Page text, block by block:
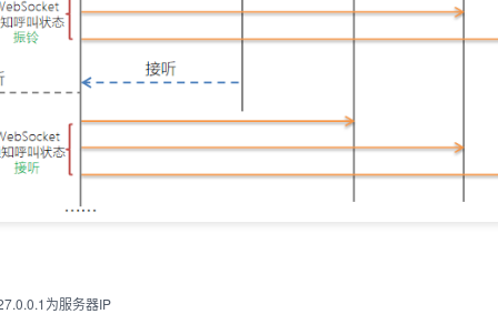
为服务器IP